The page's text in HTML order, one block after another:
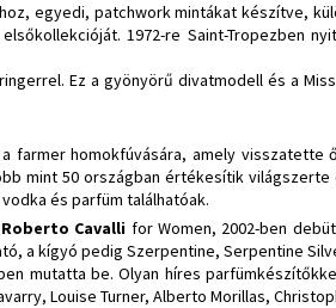
egyedi, patchwork mintákat készítve,
1972-re Saint-Tropezben
Ez a gyönyörű divatmodell és a
farmer homokfúvására, amely
mint 50 országban értékesítik világszerte
és parfüm találhatóak.
Roberto Cavalli for Women, 2002-ben
a kígyó pedig Szerpentine, Serpentine
mutatta be. Olyan híres
Louise Turner, Alberto Morillas,